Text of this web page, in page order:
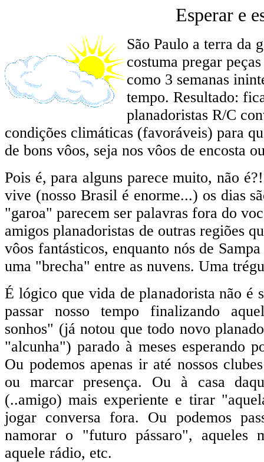
Esperar e
São Paulo a terra da
costuma pregar
como 3 semanas
tempo. Resultado:
planadoristas R/C
condições climáticas (favoráveis) para
de bons vôos, seja nos vôos de encosta
Pois é, para alguns parece muito, não
vive (nosso Brasil é enorme...) os dias
"garoa" parecem ser palavras fora do
amigos planadoristas de outras regiões
vôos fantásticos, enquanto nós de
uma "brecha" entre as nuvens. Uma
É lógico que vida de planadorista não é
passar nosso tempo finalizando
sonhos" (já notou que todo novo
"alcunha") parado à meses esperando
Ou podemos apenas ir até nossos
ou marcar presença. Ou à casa
(..amigo) mais experiente e tirar
jogar conversa fora. Ou podemos
namorar o "futuro pássaro", aqueles
aquele rádio, etc.